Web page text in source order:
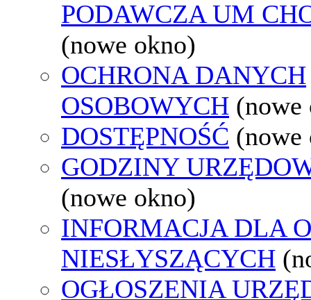
PODAWCZA UM
(nowe okno)
OCHRONA DANYCH
OSOBOWYCH (nowe
DOSTĘPNOŚĆ (nowe
GODZINY
(nowe okno)
INFORMACJA DLA
NIESŁYSZĄCYCH
OGŁOSZENIA